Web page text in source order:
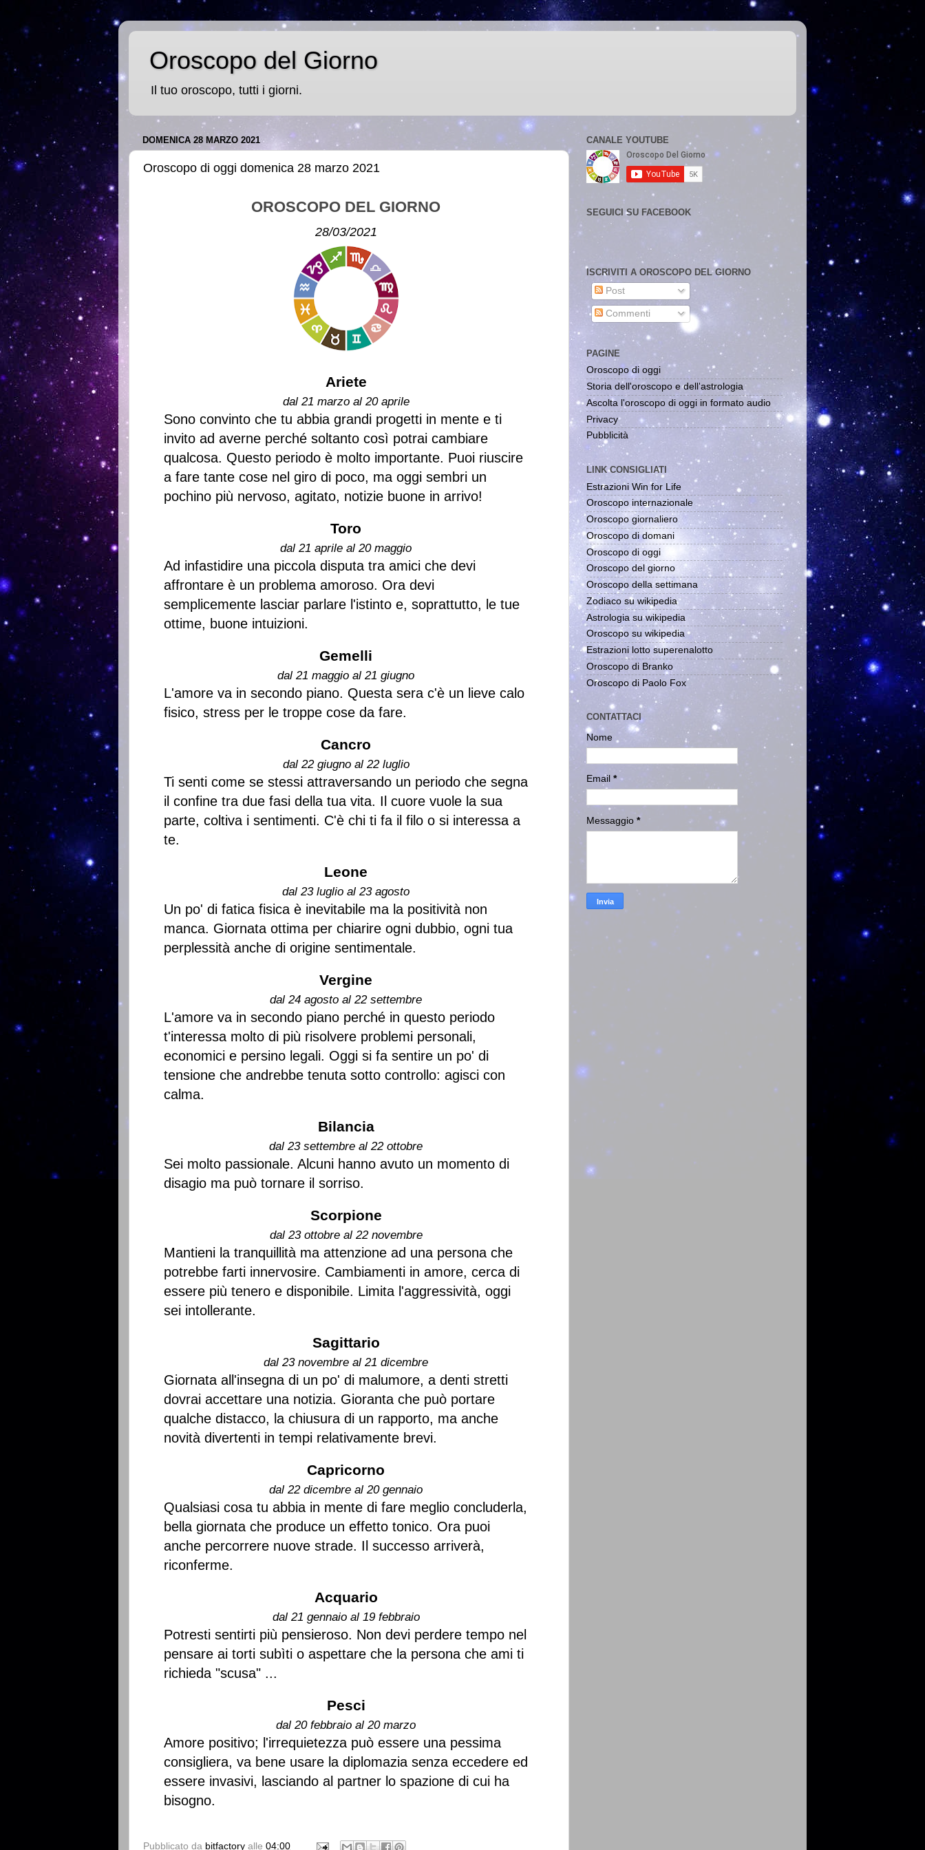
Oroscopo del Giorno
Il tuo oroscopo, tutti i giorni.
DOMENICA 28 MARZO 2021
Oroscopo di oggi domenica 28 marzo 2021
OROSCOPO DEL GIORNO
28/03/2021
Ariete
dal 21 marzo al 20 aprile
Sono convinto che tu abbia grandi progetti in mente e ti
invito ad averne perché soltanto così potrai cambiare
qualcosa. Questo periodo è molto importante. Puoi riuscire
a fare tante cose nel giro di poco, ma oggi sembri un
pochino più nervoso, agitato, notizie buone in arrivo!
Toro
dal 21 aprile al 20 maggio
Ad infastidire una piccola disputa tra amici che devi
affrontare è un problema amoroso. Ora devi
semplicemente lasciar parlare l'istinto e, soprattutto, le tue
ottime, buone intuizioni.
Gemelli
dal 21 maggio al 21 giugno
L'amore va in secondo piano. Questa sera c'è un lieve calo
fisico, stress per le troppe cose da fare.
Cancro
dal 22 giugno al 22 luglio
Ti senti come se stessi attraversando un periodo che segna
il confine tra due fasi della tua vita. Il cuore vuole la sua
parte, coltiva i sentimenti. C'è chi ti fa il filo o si interessa a
te.
Leone
dal 23 luglio al 23 agosto
Un po' di fatica fisica è inevitabile ma la positività non
manca. Giornata ottima per chiarire ogni dubbio, ogni tua
perplessità anche di origine sentimentale.
Vergine
dal 24 agosto al 22 settembre
L'amore va in secondo piano perché in questo periodo
t'interessa molto di più risolvere problemi personali,
economici e persino legali. Oggi si fa sentire un po' di
tensione che andrebbe tenuta sotto controllo: agisci con
calma.
Bilancia
dal 23 settembre al 22 ottobre
Sei molto passionale. Alcuni hanno avuto un momento di
disagio ma può tornare il sorriso.
Scorpione
dal 23 ottobre al 22 novembre
Mantieni la tranquillità ma attenzione ad una persona che
potrebbe farti innervosire. Cambiamenti in amore, cerca di
essere più tenero e disponibile. Limita l'aggressività, oggi
sei intollerante.
Sagittario
dal 23 novembre al 21 dicembre
Giornata all'insegna di un po' di malumore, a denti stretti
dovrai accettare una notizia. Gioranta che può portare
qualche distacco, la chiusura di un rapporto, ma anche
novità divertenti in tempi relativamente brevi.
Capricorno
dal 22 dicembre al 20 gennaio
Qualsiasi cosa tu abbia in mente di fare meglio concluderla,
bella giornata che produce un effetto tonico. Ora puoi
anche percorrere nuove strade. Il successo arriverà,
riconferme.
Acquario
dal 21 gennaio al 19 febbraio
Potresti sentirti più pensieroso. Non devi perdere tempo nel
pensare ai torti subìti o aspettare che la persona che ami ti
richieda "scusa" ...
Pesci
dal 20 febbraio al 20 marzo
Amore positivo; l'irrequietezza può essere una pessima
consigliera, va bene usare la diplomazia senza eccedere ed
essere invasivi, lasciando al partner lo spazione di cui ha
bisogno.
Pubblicato da bitfactory alle 04:00
CANALE YOUTUBE
SEGUICI SU FACEBOOK
ISCRIVITI A OROSCOPO DEL GIORNO
Post
Commenti
PAGINE
Oroscopo di oggi
Storia dell'oroscopo e dell'astrologia
Ascolta l'oroscopo di oggi in formato audio
Privacy
Pubblicità
LINK CONSIGLIATI
Estrazioni Win for Life
Oroscopo internazionale
Oroscopo giornaliero
Oroscopo di domani
Oroscopo di oggi
Oroscopo del giorno
Oroscopo della settimana
Zodiaco su wikipedia
Astrologia su wikipedia
Oroscopo su wikipedia
Estrazioni lotto superenalotto
Oroscopo di Branko
Oroscopo di Paolo Fox
CONTATTACI
Nome
Email *
Messaggio *